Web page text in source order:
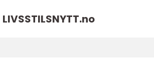
LIVSSTILSNYTT.no